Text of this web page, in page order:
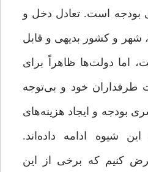
است. تعادل دخل و
شهر و کشور بدیهی و قابل
اما دولت‌ها ظاهراً برای
خود و بی‌توجه
بودجه و ایجاد هزینه‌های
شیوه ادامه داده‌اند.
کنیم که برخی از این